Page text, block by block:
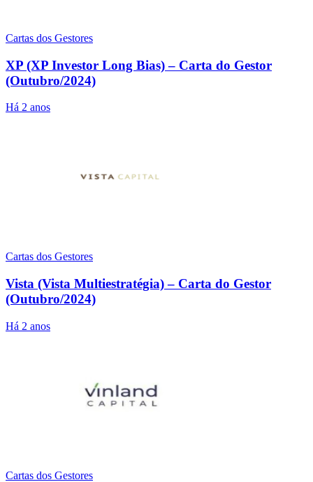
Cartas dos Gestores
XP (XP Investor Long Bias) – Carta do Gestor
(Outubro/2024)
Há 2 anos
Cartas dos Gestores
Vista (Vista Multiestratégia) – Carta do Gestor
(Outubro/2024)
Há 2 anos
Cartas dos Gestores